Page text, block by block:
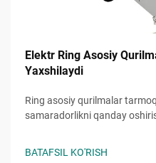
Elektr Ring Asosiy
Yaxshilaydi
Ring asosiy qurilmalar
samaradorlikni qanday
BATAFSIL KO'RISH